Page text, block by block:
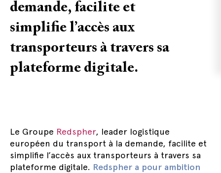
demande, facilite et
simplifie l’accès aux
transporteurs à travers sa
plateforme digitale.
Le Groupe Redspher, leader logistique
européen du transport à la demande, facilite et
simplifie l’accès aux transporteurs à travers sa
plateforme digitale. Redspher a pour ambition